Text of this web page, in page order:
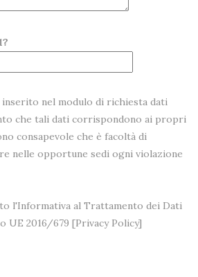
nel modulo di richiesta dati
che tali dati corrispondono ai propri
consapevole che è facoltà di
nelle opportune sedi ogni violazione
l'Informativa al Trattamento dei Dati
UE 2016/679 [Privacy Policy]